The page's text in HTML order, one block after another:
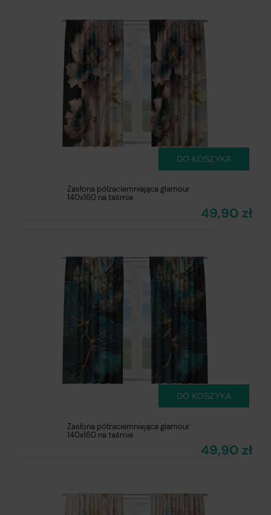
Zasłona półzaciemniająca glamour
140x160 na taśmie
49,90 zł
DO KOSZYKA
Zasłona półzaciemniająca glamour
140x160 na taśmie
49,90 zł
DO KOSZYKA